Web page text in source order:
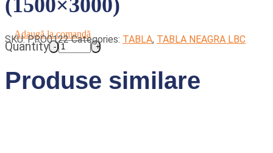
(1500×3000)
Adaugă la comandă
Quantity
SKU:PRO0122 Categories: TABLA, TABLA NEAGRA LBC
Produse similare